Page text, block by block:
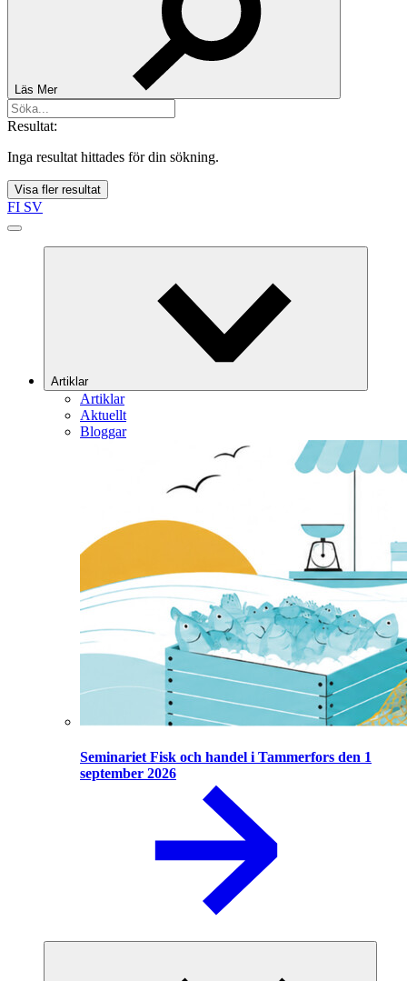
Läs Mer
Resultat:
Inga resultat hittades för din sökning.
Visa fler resultat
FI SV
Artiklar
Artiklar
Aktuellt
Bloggar
Seminariet Fisk och handel i Tammerfors den 1
september 2026